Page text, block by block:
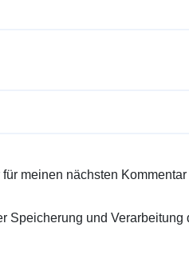
meinen nächsten
Speicherung und